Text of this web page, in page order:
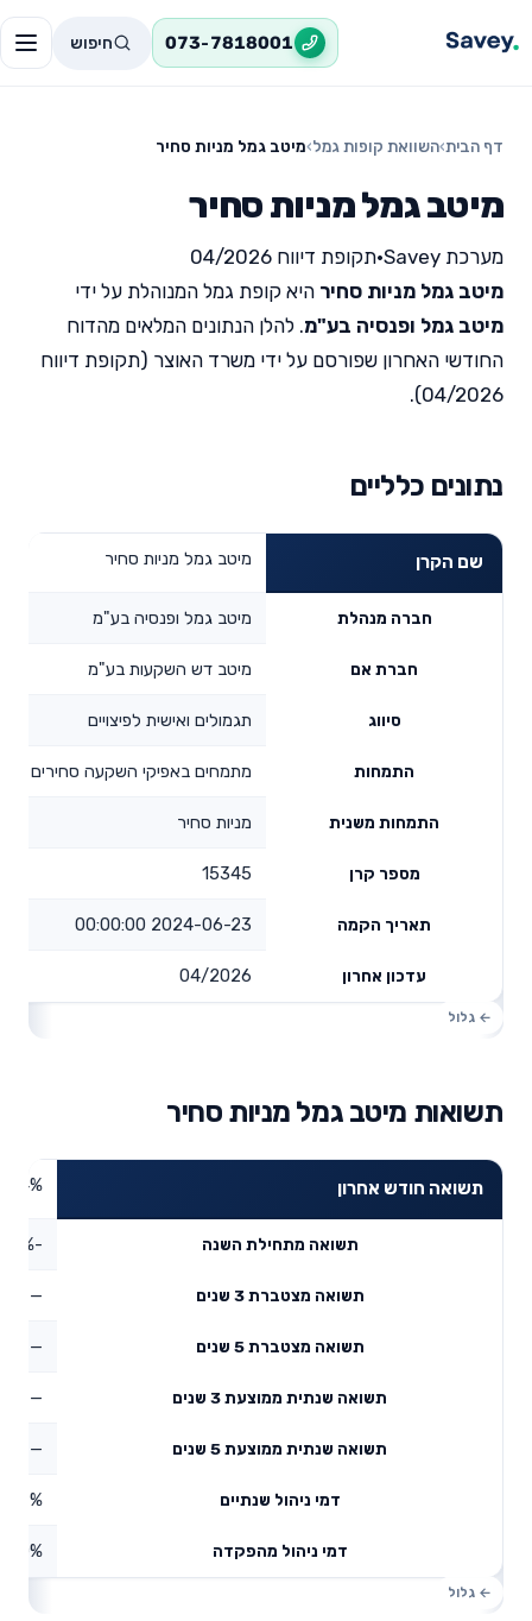
073-7818001 חיפוש
דף הבית›השוואת קופות גמל›מיטב גמל מניות סחיר
מיטב גמל מניות סחיר
מערכת Savey •תקופת דיווח 04/2026
מיטב גמל מניות סחיר היא קופת גמל המנוהלת על ידי
מיטב גמל ופנסיה בע"מ. להלן הנתונים המלאים מהדוח
החודשי האחרון שפורסם על ידי משרד האוצר (תקופת דיווח
04/2026).
נתונים כלליים
שם הקרן מיטב גמל מניות סחיר
חברה מנהלת מיטב גמל ופנסיה בע"מ
חברת אם מיטב דש השקעות בע"מ
סיווג תגמולים ואישית לפיצויים
התמחות מתמחים באפיקי השקעה סחירים
התמחות משנית מניות סחיר
מספר קרן 15345
תאריך הקמה 2024-06-23 00:00:00
עדכון אחרון 04/2026
תשואות מיטב גמל מניות סחיר
תשואה חודש אחרון
תשואה מתחילת השנה -0.7%
תשואה מצטברת 3 שנים —
תשואה מצטברת 5 שנים —
תשואה שנתית ממוצעת 3 שנים —
תשואה שנתית ממוצעת 5 שנים —
דמי ניהול שנתיים
דמי ניהול מהפקדה 0%